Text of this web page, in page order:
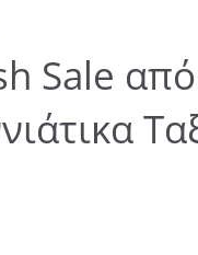
Sale